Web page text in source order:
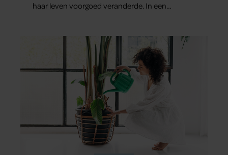
haar leven voorgoed veranderde. In een
haar dwong anders naar zichzelf en haar
gezondheid te kijken. “Mijn leven steekt nu
anders in elkaar”, zegt ze.